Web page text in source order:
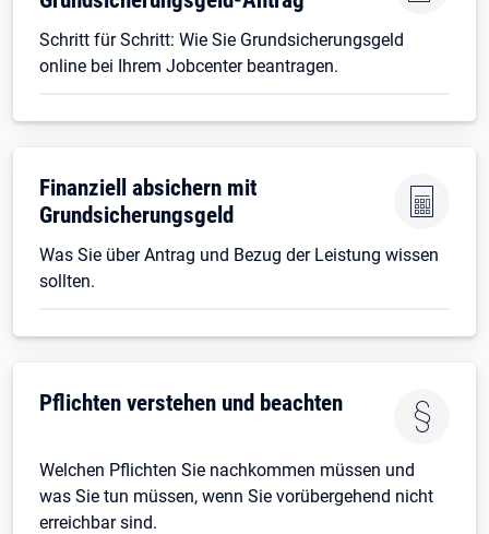
Schritt für Schritt: Wie Sie Grundsicherungsgeld
online bei Ihrem Jobcenter beantragen.
Finanziell absichern mit
Grundsicherungsgeld
Was Sie über Antrag und Bezug der Leistung wissen
sollten.
Pflichten verstehen und beachten
Welchen Pflichten Sie nachkommen müssen und
was Sie tun müssen, wenn Sie vorübergehend nicht
erreichbar sind.